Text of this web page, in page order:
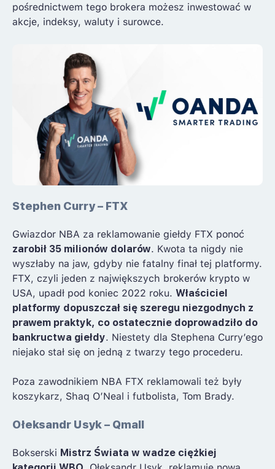
pośrednictwem tego brokera możesz inwestować w
akcje, indeksy, waluty i surowce.
Stephen Curry – FTX
Gwiazdor NBA za reklamowanie giełdy FTX ponoć
zarobił 35 milionów dolarów. Kwota ta nigdy nie
wyszłaby na jaw, gdyby nie fatalny finał tej platformy.
FTX, czyli jeden z największych brokerów krypto w
USA, upadł pod koniec 2022 roku. Właściciel
platformy dopuszczał się szeregu niezgodnych z
prawem praktyk, co ostatecznie doprowadziło do
bankructwa giełdy. Niestety dla Stephena Curry’ego
niejako stał się on jedną z twarzy tego procederu.
Poza zawodnikiem NBA FTX reklamowali też były
koszykarz, Shaq O’Neal i futbolista, Tom Brady.
Ołeksandr Usyk – Qmall
Bokserski Mistrz Świata w wadze ciężkiej